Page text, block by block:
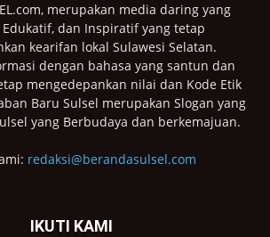
merupakan media daring yang
dan Inspiratif yang tetap
kearifan lokal Sulawesi Selatan.
dengan bahasa yang santun dan
mengedepankan nilai dan Kode Etik
Baru Sulsel merupakan Slogan yang
yang Berbudaya dan berkemajuan.
redaksi@berandasulsel.com
IKUTI KAMI